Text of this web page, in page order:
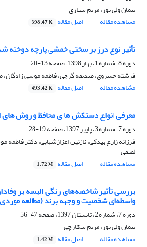
پیمان ولی پور، مریم سیاری
مشاهده مقاله
اصل مقاله 398.47 K
تأثیر نوع درز بر سختی خمشی پارچه دوخته
دوره 8، شماره 1، بهار 1398، صفحه
13-20
فرشته خسروی، صدیقه گرجی، فاطمه موسی زادگان،
مشاهده مقاله
اصل مقاله 493.42 K
معرفی انواع دستکش ها ی محافظ و روش های
دوره 7، شماره 3، پاییز 1397، صفحه
19-28
فرزانه زارع بیدکی، نازنین اعزازشهابی، دکتر
لطیفی
مشاهده مقاله
اصل مقاله 1.72 M
بررسی تأثیر شاخصه‌های رنگی البسه بر
واسطه‌ای شخصیت و وجهه‌ برند (مطالعه
دوره 7، شماره 2، تابستان 1397، صفحه
47-56
پیمان ولی پور، مریم شکارچی
مشاهده مقاله
اصل مقاله 1.42 M